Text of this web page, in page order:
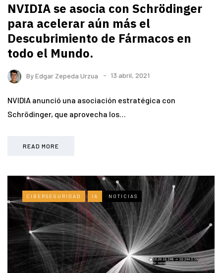
NVIDIA se asocia con Schrödinger
para acelerar aún más el
Descubrimiento de Fármacos en
todo el Mundo.
ByEdgar Zepeda Urzua 13 abril, 2021
NVIDIA anunció una asociación estratégica con
Schrödinger, que aprovecha los…
READ MORE
CIBERSEGURIDAD IA NOTICIAS